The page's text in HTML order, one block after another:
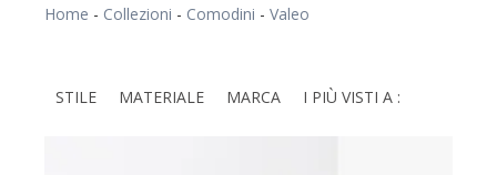
Home - Collezioni - Comodini - Valeo
STILE MATERIALE MARCA I PIÙ VISTI A :